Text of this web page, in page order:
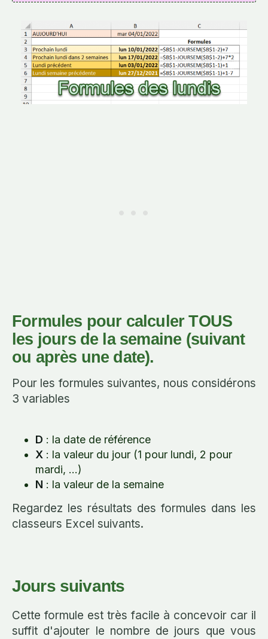
Formules pour calculer TOUS
les jours de la semaine (suivant
ou après une date).
Pour les formules suivantes, nous considérons
3 variables
D : la date de référence
X: la valeur du jour (1 pour lundi, 2 pour
mardi, ...)
N : la valeur de la semaine
Regardez les résultats des formules dans les
classeurs Excel suivants.
Jours suivants
Cette formule est très facile à concevoir car il
suffit d'ajouter le nombre de jours que vous